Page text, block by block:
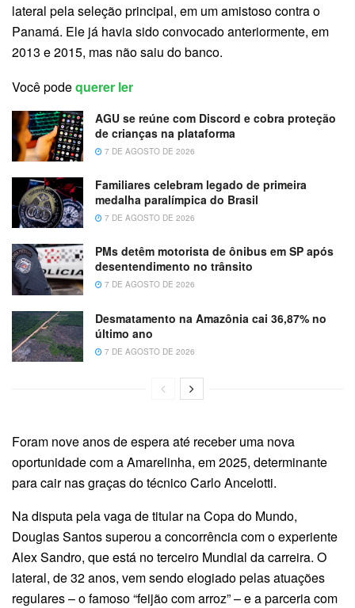
lateral pela seleção principal, em um amistoso contra o
Panamá. Ele já havia sido convocado anteriormente, em
2013 e 2015, mas não saiu do banco.
Você podequerer ler
AGU se reúne com Discord e cobra proteção
de crianças na plataforma
7 DE AGOSTO DE 2026
Familiares celebram legado de primeira
medalha paralímpica do Brasil
7 DE AGOSTO DE 2026
PMs detêm motorista de ônibus em SP após
desentendimento no trânsito
7 DE AGOSTO DE 2026
Desmatamento na Amazônia cai 36,87% no
último ano
7 DE AGOSTO DE 2026
Foram nove anos de espera até receber uma nova
oportunidade com a Amarelinha, em 2025, determinante
para cair nas graças do técnico Carlo Ancelotti.
Na disputa pela vaga de titular na Copa do Mundo,
Douglas Santos superou a concorrência com o experiente
Alex Sandro, que está no terceiro Mundial da carreira. O
lateral, de 32 anos, vem sendo elogiado pelas atuações
regulares – o famoso “feijão com arroz” – e a parceria com